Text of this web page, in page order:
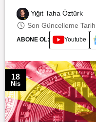
Yiğit Taha Öztürk
Son Güncelleme
ABONE OL: Youtube
18
Nis